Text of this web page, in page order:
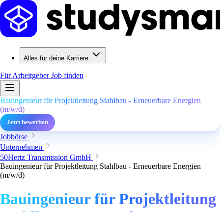
Alles für deine Karriere
Für ArbeitgeberJob finden
Bauingenieur für Projektleitung Stahlbau - Erneuerbare Energien
(m/w/d)
Jetzt bewerben
Jobbörse
Unternehmen
50Hertz Transmission GmbH
Bauingenieur für Projektleitung Stahlbau - Erneuerbare Energien
(m/w/d)
Bauingenieur für Projektleitung